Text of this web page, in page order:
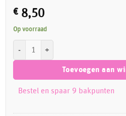
€ 8,50
Op voorraad
Toevoegen aan
Bestel en spaar 9 bakpunten